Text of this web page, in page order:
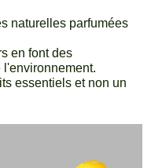
naturelles parfumées
en font des
essentiels et non un